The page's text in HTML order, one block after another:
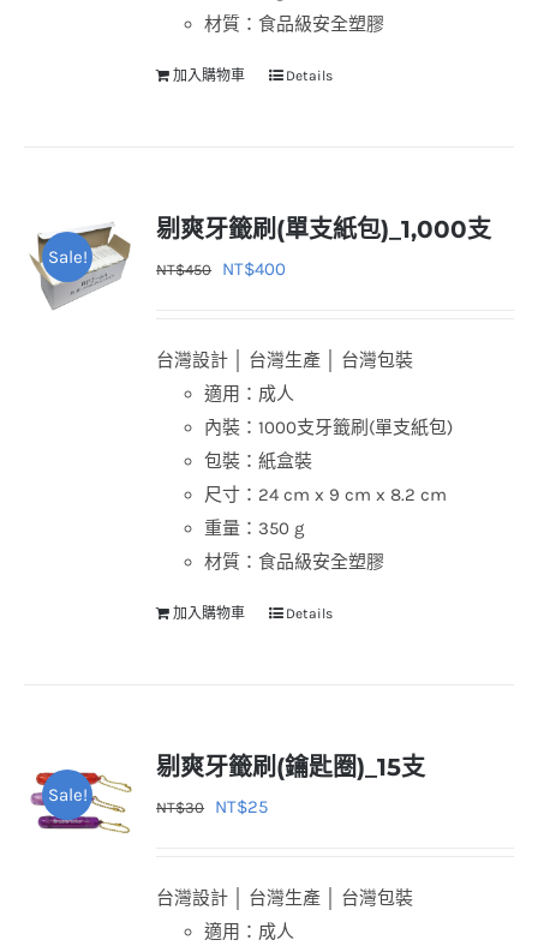
材質：食品級安全塑膠
加入購物車 Details
Sale!
剔爽牙籤刷(單支紙包)_1,000支
NT$450
原
格：
NT$450。
NT$400
格：
NT$400。
台灣設計 │ 台灣生產 │ 台灣包裝
適用：成人
內裝：1000支牙籤刷(單支紙包)
包裝：紙盒裝
尺寸：24 cm x 9 cm x 8.2 cm
重量：350 g
材質：食品級安全塑膠
加入購物車 Details
Sale!
剔爽牙籤刷(鑰匙圈)_15支
NT$30
原
格：
NT$30。
NT$25目
格：
NT$25。
台灣設計 │ 台灣生產 │ 台灣包裝
適用：成人